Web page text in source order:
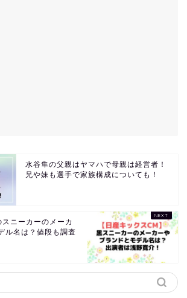
水谷隼の父親はヤマハで母親は経営者！
兄や妹も選手で家族構成についても！
ニーカーのメーカ
ル名は？値段も調査